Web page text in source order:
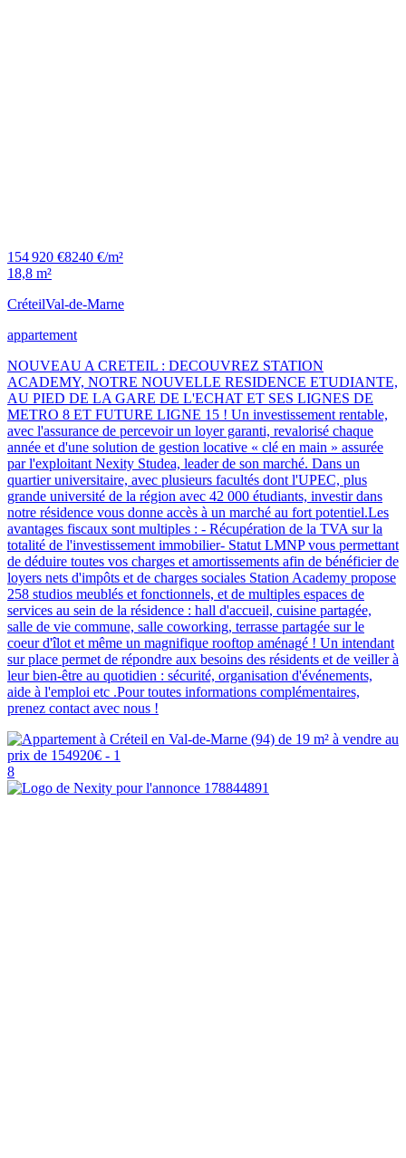
154 920 €8240 €/m²
18,8 m²
CréteilVal-de-Marne
appartement
NOUVEAU A CRETEIL : DECOUVREZ STATION
ACADEMY, NOTRE NOUVELLE RESIDENCE ETUDIANTE,
AU PIED DE LA GARE DE L'ECHAT ET SES LIGNES DE
METRO 8 ET FUTURE LIGNE 15 ! Un investissement rentable,
avec l'assurance de percevoir un loyer garanti, revalorisé chaque
année et d'une solution de gestion locative « clé en main » assurée
par l'exploitant Nexity Studea, leader de son marché. Dans un
quartier universitaire, avec plusieurs facultés dont l'UPEC, plus
grande université de la région avec 42 000 étudiants, investir dans
notre résidence vous donne accès à un marché au fort potentiel.Les
avantages fiscaux sont multiples : - Récupération de la TVA sur la
totalité de l'investissement immobilier- Statut LMNP vous permettant
de déduire toutes vos charges et amortissements afin de bénéficier de
loyers nets d'impôts et de charges sociales Station Academy propose
258 studios meublés et fonctionnels, et de multiples espaces de
services au sein de la résidence : hall d'accueil, cuisine partagée,
salle de vie commune, salle coworking, terrasse partagée sur le
coeur d'îlot et même un magnifique rooftop aménagé ! Un intendant
sur place permet de répondre aux besoins des résidents et de veiller à
leur bien-être au quotidien : sécurité, organisation d'événements,
aide à l'emploi etc .Pour toutes informations complémentaires,
prenez contact avec nous !
8